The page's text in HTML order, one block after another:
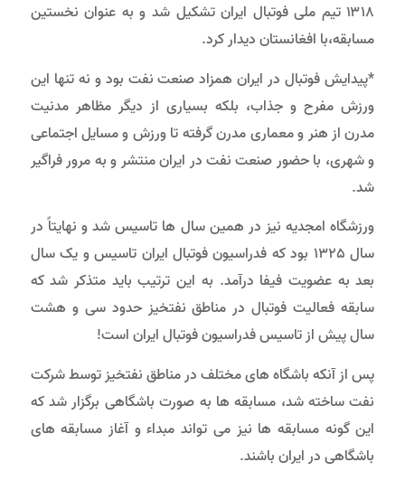
۱۳۱۸ تیم ملی فوتبال ایران تشکیل شد و به عنوان نخستین
مسابقه،با افغانستان دیدار کرد.
*پیدایش فوتبال در ایران همزاد صنعت نفت بود و نه تنها این
ورزش مفرح و جذاب، بلکه بسیاری از دیگر مظاهر مدنیت
مدرن از هنر و معماری مدرن گرفته تا ورزش و مسایل اجتماعی
و شهری، با حضور صنعت نفت در ایران منتشر و به مرور فراگیر
شد.
ورزشگاه امجدیه نیز در همین سال ها تاسیس شد و نهایتاً در
سال 1325 بود که فدراسیون فوتبال ایران تاسیس و یک سال
بعد به عضویت فیفا درآمد. به این ترتیب باید متذکر شد که
سابقه فعالیت فوتبال در مناطق نفتخیز حدود سی و هشت
سال پیش از تاسیس فدراسیون فوتبال ایران است!
پس از آنکه باشگاه های مختلف در مناطق نفتخیز توسط شرکت
نفت ساخته شد، مسابقه ها به صورت باشگاهی برگزار شد که
این گونه مسابقه ها نیز می تواند مبداء و آغاز مسابقه های
باشگاهی در ایران باشند.